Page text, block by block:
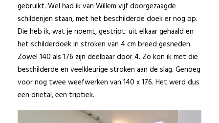
gebruikt. Wel had ik van Willem vijf doorgezaagde
schilderijen staan, met het beschilderde doek er nog op.
Die heb ik, wat je noemt, gestript: uit elkaar gehaald en
het schilderdoek in stroken van 4 cm breed gesneden.
Zowel 140 als 176 zijn deelbaar door 4. Zo kon ik met die
beschilderde en veelkleurige stroken aan de slag. Genoeg
voor nog twee weefwerken van 140 x 176. Het werd dus
een drietal, een triptiek.